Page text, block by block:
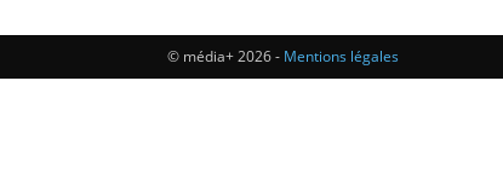
© média+ 2026 - Mentions légales